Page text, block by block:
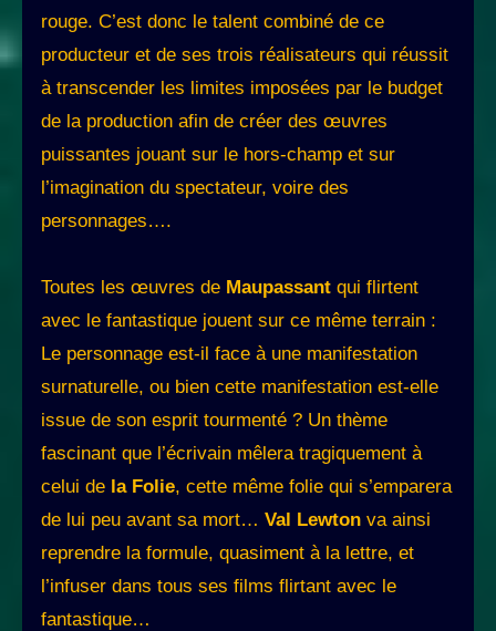
rouge. C’est donc le talent combiné de ce
producteur et de ses trois réalisateurs qui réussit
à transcender les limites imposées par le budget
de la production afin de créer des œuvres
puissantes jouant sur le hors-champ et sur
l’imagination du spectateur, voire des
personnages….
Toutes les œuvres de Maupassant qui flirtent
avec le fantastique jouent sur ce même terrain :
Le personnage est-il face à une manifestation
surnaturelle, ou bien cette manifestation est-elle
issue de son esprit tourmenté ? Un thème
fascinant que l’écrivain mêlera tragiquement à
celui de la Folie, cette même folie qui s’emparera
de lui peu avant sa mort… Val Lewton va ainsi
reprendre la formule, quasiment à la lettre, et
l’infuser dans tous ses films flirtant avec le
fantastique…